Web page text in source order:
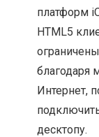
платформ
HTML5
благодаря
Интернет,
десктопу.